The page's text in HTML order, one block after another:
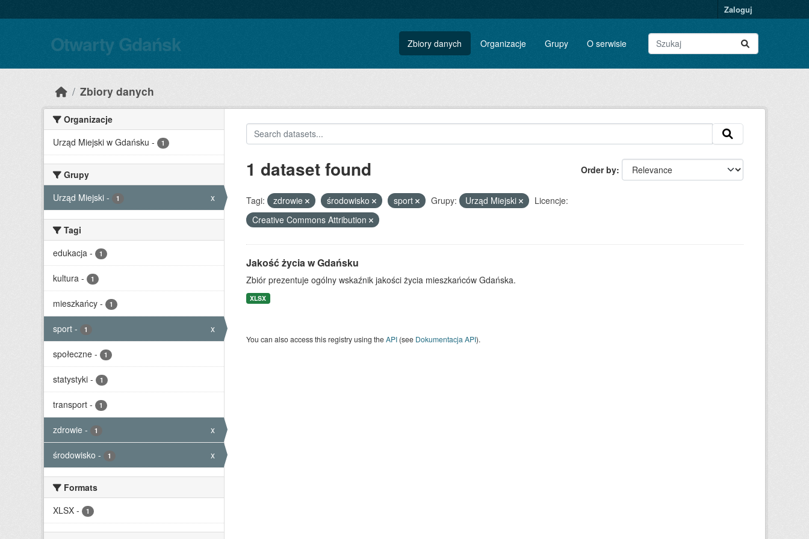
Zaloguj
Otwarty Gdańsk Zbiory danych Organizacje Grupy O serwisie
Zbiory danych
Organizacje
Urząd Miejski w Gdańsku - 1
Grupy
Urząd Miejski - 1 x
Tagi
edukacja - 1
kultura - 1
mieszkańcy - 1
sport - 1 x
społeczne - 1
statystyki - 1
transport - 1
zdrowie - 1 x
środowisko - 1 x
Formats
XLSX - 1
Order by
1 dataset found
Tagi: zdrowie środowisko sport Grupy: Urząd Miejski
Licencje:
Creative Commons Attribution
Jakość życia w Gdańsku
Zbiór prezentuje ogólny wskaźnik jakości życia mieszkańców Gdańska.
XLSX
You can also access this registry using theAPI(see Dokumentacja API).